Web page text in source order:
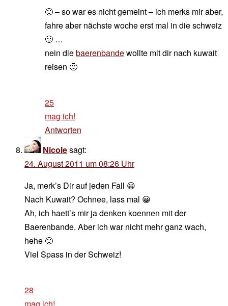
🙂 – so war es nicht gemeint – ich merks mir aber,
fahre aber nächste woche erst mal in die schweiz
🙂 …
nein diebaerenbandewollte mit dir nach kuwait
reisen 🙂
25
mag ich!
Antworten
Nicolesagt:
24. August 2011 um 08:26 Uhr
Ja, merk’s Dir auf jeden Fall 😀
Nach Kuwait? Ochnee, lass mal 😀
Ah, ich haett’s mir ja denken koennen mit der
Baerenbande. Aber ich war nicht mehr ganz wach,
hehe 🙂
Viel Spass in der Schweiz!
28
mag ich!